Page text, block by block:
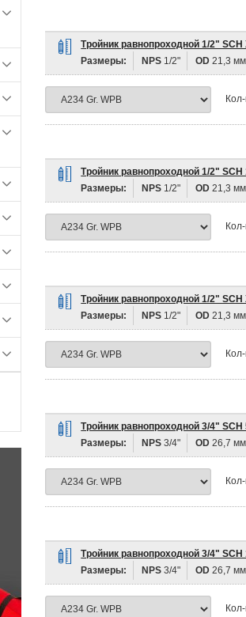
Тройник равнопроходной 1/2"
Размеры:
NPS 1/2" OD 21,3 мм
Тройник равнопроходной 1/2"
Размеры:
NPS 1/2" OD 21,3 мм
Тройник равнопроходной 1/2"
Размеры:
NPS 1/2" OD 21,3 мм
Тройник равнопроходной 3/4"
Размеры:
NPS 3/4" OD 26,7 мм
Тройник равнопроходной 3/4" SCH
Размеры:
NPS 3/4" OD 26,7 мм